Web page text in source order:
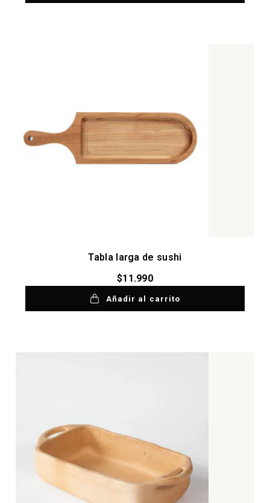
Tabla larga de sushi
$11.990
Añadir al carrito